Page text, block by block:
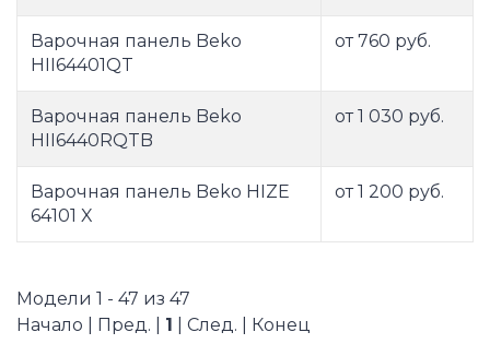
Варочная панель Beko
HII64401QT
от 760 руб.
Варочная панель Beko
HII6440RQTB
от 1 030 руб.
Варочная панель Beko HIZE
64101 X
от 1 200 руб.
Модели 1 - 47 из 47
Начало | Пред. | 1 | След. | Конец